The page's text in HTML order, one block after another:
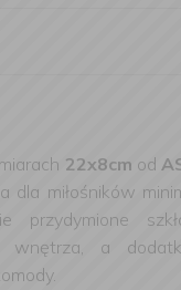
22x8cm od
dla miłośników
przydymione
wnętrza, a